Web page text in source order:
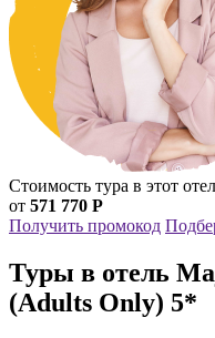
Стоимость тура в этот
от 571 770 Р
Получить промокод
Туры в отель
(Adults Only) 5*